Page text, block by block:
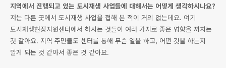
지역에서 진행되고 있는 도시재생 사업들에 대해서는 어떻게 생각하시나요?
저는 다른 곳에서 도시재생 사업을 접해 본 적이 거의 없는데요. 여기
도시재생현장지원센터에서 하시는 것들이 여러 가지로 좋은 영향을 끼치는
것 같아요. 지역 주민들도 센터를 통해 무슨 일을 하고, 어떤 것을 하는지
알게 되는 것 같아서 좋은 것 같아요.